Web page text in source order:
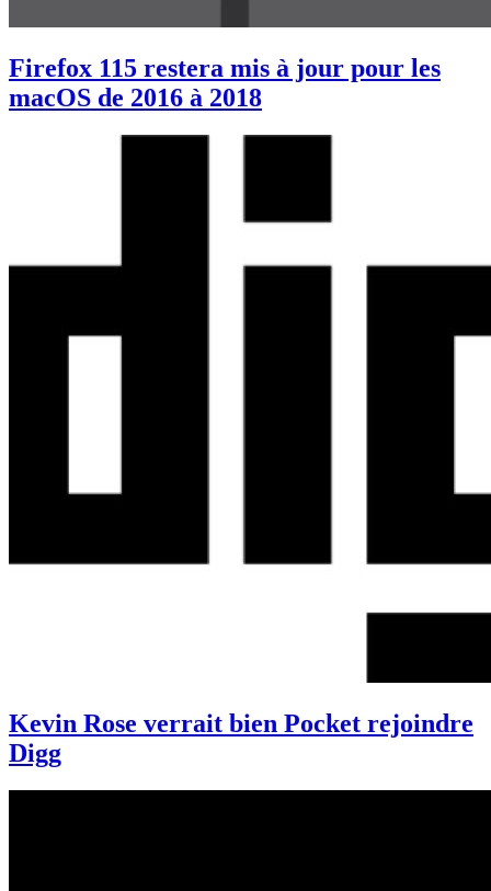
Firefox 115 restera mis à jour pour les
macOS de 2016 à 2018
Kevin Rose verrait bien Pocket rejoindre
Digg